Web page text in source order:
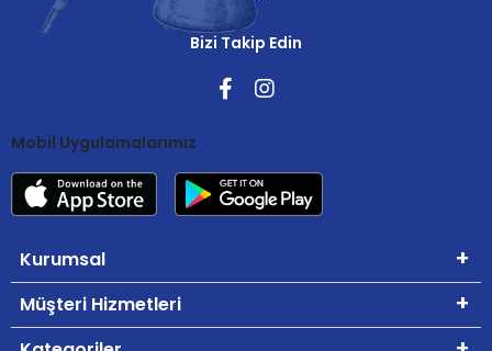
Bizi Takip Edin
Mobil Uygulamalarımız
Kurumsal
Müşteri Hizmetleri